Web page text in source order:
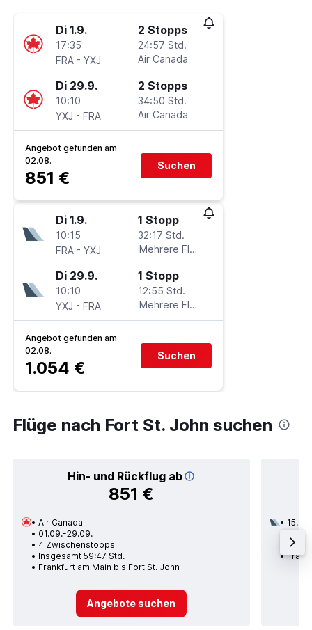
Di 1.9.
17:35
FRA - YXJ
2 Stopps
24:57 Std.
Air Canada
Di 29.9.
10:10
YXJ - FRA
2 Stopps
34:50 Std.
Air Canada
Angebot gefunden am
02.08.
851 €
Suchen
Di 1.9.
10:15
FRA - YXJ
1 Stopp
32:17 Std.
Mehrere Fluglinien
Di 29.9.
10:10
YXJ - FRA
1 Stopp
12:55 Std.
Mehrere Fluglinien
Angebot gefunden am
02.08.
1.054 €
Suchen
Flüge nach Fort St. John suchen
Hin- und Rückflug ab
851 €
Air Canada
01.09.-29.09.
4 Zwischenstopps
Insgesamt 59:47 Std.
Frankfurt am Main bis Fort St. John
Angebote suchen
15.09.